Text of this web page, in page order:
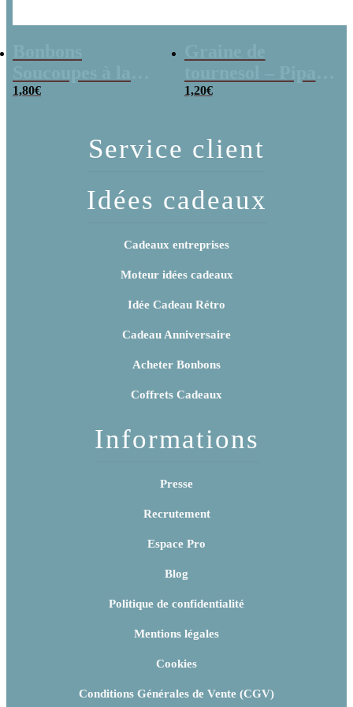
poudre (x20)
1,80€
x 3
1,20€
Service client
Idées cadeaux
Cadeaux entreprises
Moteur idées cadeaux
Idée Cadeau Rétro
Cadeau Anniversaire
Acheter Bonbons
Coffrets Cadeaux
Informations
Presse
Recrutement
Espace Pro
Blog
Politique de confidentialité
Mentions légales
Cookies
Conditions Générales de Vente (CGV)